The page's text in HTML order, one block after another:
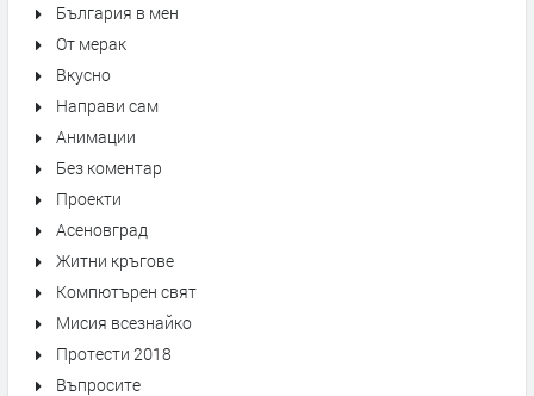
България в мен
От мерак
Вкусно
Направи сам
Анимации
Без коментар
Проекти
Асеновград
Житни кръгове
Компютърен свят
Мисия всезнайко
Протести 2018
Въпросите